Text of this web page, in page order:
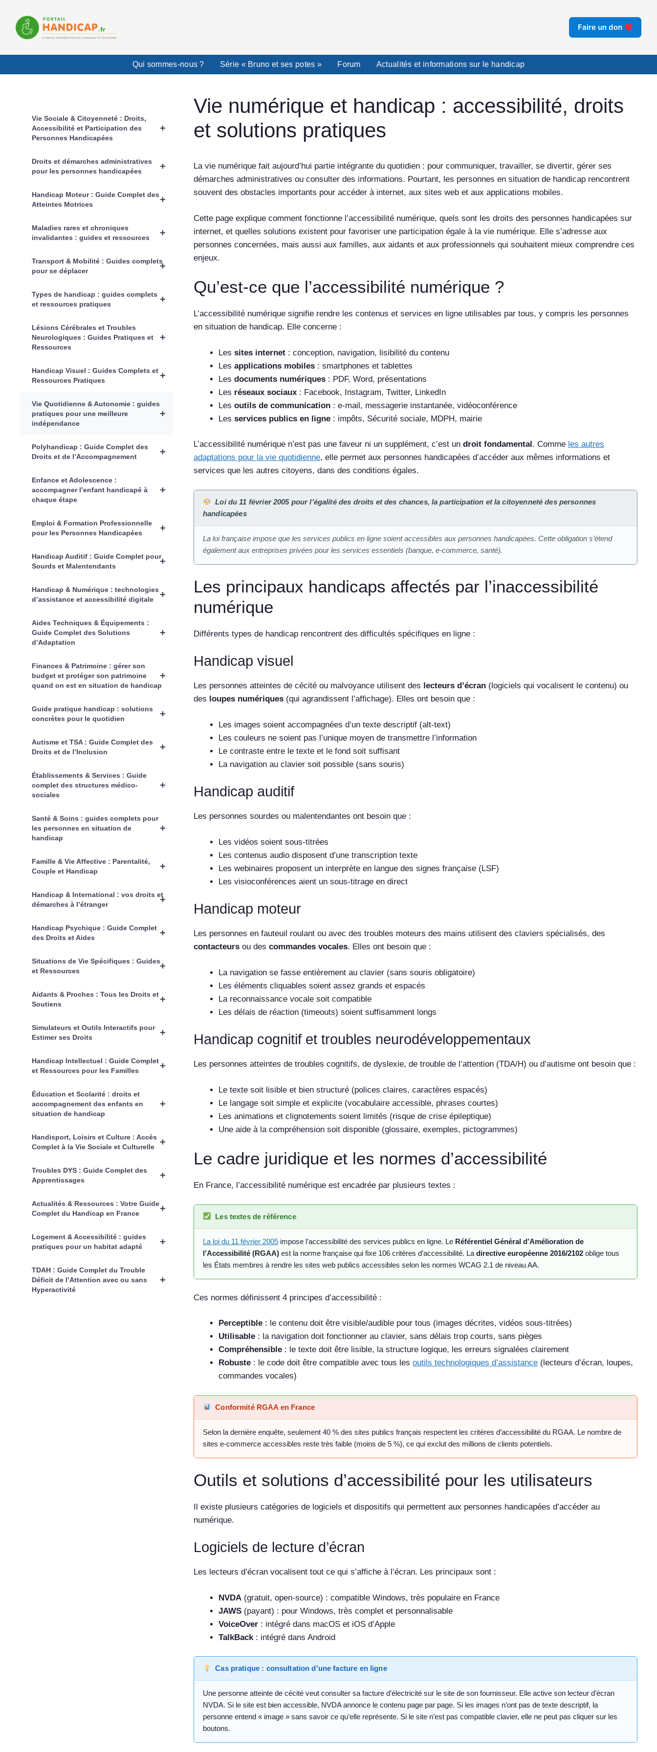
contenu
Faire un don
Qui sommes-nous ? Série « Bruno et ses potes » Forum Actualités et informations sur le handicap
Vie numérique et handicap : accessibilité, droits
et solutions pratiques
La vie numérique fait aujourd’hui partie intégrante du quotidien : pour communiquer, travailler, se divertir, gérer ses
démarches administratives ou consulter des informations. Pourtant, les personnes en situation de handicap rencontrent
souvent des obstacles importants pour accéder à internet, aux sites web et aux applications mobiles.
Cette page explique comment fonctionne l’accessibilité numérique, quels sont les droits des personnes handicapées sur
internet, et quelles solutions existent pour favoriser une participation égale à la vie numérique. Elle s’adresse aux
personnes concernées, mais aussi aux familles, aux aidants et aux professionnels qui souhaitent mieux comprendre ces
enjeux.
Qu’est-ce que l’accessibilité numérique ?
L’accessibilité numérique signifie rendre les contenus et services en ligne utilisables par tous, y compris les personnes
en situation de handicap. Elle concerne :
Les sites internet : conception, navigation, lisibilité du contenu
Les applications mobiles : smartphones et tablettes
Les documents numériques : PDF, Word, présentations
Les réseaux sociaux : Facebook, Instagram, Twitter, LinkedIn
Les outils de communication : e-mail, messagerie instantanée, vidéoconférence
Les services publics en ligne : impôts, Sécurité sociale, MDPH, mairie
L’accessibilité numérique n’est pas une faveur ni un supplément, c’est un droit fondamental. Comme les autres
adaptations pour la vie quotidienne, elle permet aux personnes handicapées d’accéder aux mêmes informations et
services que les autres citoyens, dans des conditions égales.
Loi du 11 février 2005 pour l'égalité des droits et des chances, la participation et la citoyenneté des personnes
handicapées
La loi française impose que les services publics en ligne soient accessibles aux personnes handicapées. Cette obligation s’étend
également aux entreprises privées pour les services essentiels (banque, e-commerce, santé).
Les principaux handicaps affectés par l’inaccessibilité
numérique
Différents types de handicap rencontrent des difficultés spécifiques en ligne :
Handicap visuel
Les personnes atteintes de cécité ou malvoyance utilisent des lecteurs d’écran (logiciels qui vocalisent le contenu) ou
des loupes numériques (qui agrandissent l’affichage). Elles ont besoin que :
Les images soient accompagnées d’un texte descriptif (alt-text)
Les couleurs ne soient pas l’unique moyen de transmettre l’information
Le contraste entre le texte et le fond soit suffisant
La navigation au clavier soit possible (sans souris)
Handicap auditif
Les personnes sourdes ou malentendantes ont besoin que :
Les vidéos soient sous-titrées
Les contenus audio disposent d’une transcription texte
Les webinaires proposent un interprète en langue des signes française (LSF)
Les visioconférences aient un sous-titrage en direct
Handicap moteur
Les personnes en fauteuil roulant ou avec des troubles moteurs des mains utilisent des claviers spécialisés, des
contacteurs ou des commandes vocales. Elles ont besoin que :
La navigation se fasse entièrement au clavier (sans souris obligatoire)
Les éléments cliquables soient assez grands et espacés
La reconnaissance vocale soit compatible
Les délais de réaction (timeouts) soient suffisamment longs
Handicap cognitif et troubles neurodéveloppementaux
Les personnes atteintes de troubles cognitifs, de dyslexie, de trouble de l’attention (TDA/H) ou d’autisme ont besoin que :
Le texte soit lisible et bien structuré (polices claires, caractères espacés)
Le langage soit simple et explicite (vocabulaire accessible, phrases courtes)
Les animations et clignotements soient limités (risque de crise épileptique)
Une aide à la compréhension soit disponible (glossaire, exemples, pictogrammes)
Le cadre juridique et les normes d’accessibilité
En France, l’accessibilité numérique est encadrée par plusieurs textes :
Les textes de référence
La loi du 11 février 2005 impose l’accessibilité des services publics en ligne. Le Référentiel Général d’Amélioration de
l’Accessibilité (RGAA) est la norme française qui fixe 106 critères d’accessibilité. La directive européenne 2016/2102 oblige tous
les États membres à rendre les sites web publics accessibles selon les normes WCAG 2.1 de niveau AA.
Ces normes définissent 4 principes d’accessibilité :
Perceptible : le contenu doit être visible/audible pour tous (images décrites, vidéos sous-titrées)
Utilisable : la navigation doit fonctionner au clavier, sans délais trop courts, sans pièges
Compréhensible : le texte doit être lisible, la structure logique, les erreurs signalées clairement
Robuste : le code doit être compatible avec tous les outils technologiques d’assistance (lecteurs d’écran, loupes,
commandes vocales)
Conformité RGAA en France
Selon la dernière enquête, seulement 40 % des sites publics français respectent les critères d’accessibilité du RGAA. Le nombre de
sites e-commerce accessibles reste très faible (moins de 5 %), ce qui exclut des millions de clients potentiels.
Outils et solutions d’accessibilité pour les utilisateurs
Il existe plusieurs catégories de logiciels et dispositifs qui permettent aux personnes handicapées d’accéder au
numérique.
Logiciels de lecture d’écran
Les lecteurs d’écran vocalisent tout ce qui s’affiche à l’écran. Les principaux sont :
NVDA (gratuit, open-source) : compatible Windows, très populaire en France
JAWS (payant) : pour Windows, très complet et personnalisable
VoiceOver : intégré dans macOS et iOS d’Apple
TalkBack : intégré dans Android
Cas pratique : consultation d'une facture en ligne
Une personne atteinte de cécité veut consulter sa facture d’électricité sur le site de son fournisseur. Elle active son lecteur d’écran
NVDA. Si le site est bien accessible, NVDA annonce le contenu page par page. Si les images n’ont pas de texte descriptif, la
personne entend « image » sans savoir ce qu’elle représente. Si le site n’est pas compatible clavier, elle ne peut pas cliquer sur les
boutons.
+
Vie Sociale & Citoyenneté : Droits,
Accessibilité et Participation des
Personnes Handicapées
+
Droits et démarches administratives
pour les personnes handicapées
+
Handicap Moteur : Guide Complet des
Atteintes Motrices
+
Maladies rares et chroniques
invalidantes : guides et ressources
+
Transport & Mobilité : Guides complets
pour se déplacer
+
Types de handicap : guides complets
et ressources pratiques
+
Lésions Cérébrales et Troubles
Neurologiques : Guides Pratiques et
Ressources
+
Handicap Visuel : Guides Complets et
Ressources Pratiques
+
Vie Quotidienne & Autonomie : guides
pratiques pour une meilleure
indépendance
+
Polyhandicap : Guide Complet des
Droits et de l’Accompagnement
+
Enfance et Adolescence :
accompagner l’enfant handicapé à
chaque étape
+
Emploi & Formation Professionnelle
pour les Personnes Handicapées
+
Handicap Auditif : Guide Complet pour
Sourds et Malentendants
+
Handicap & Numérique : technologies
d’assistance et accessibilité digitale
+
Aides Techniques & Équipements :
Guide Complet des Solutions
d’Adaptation
+
Finances & Patrimoine : gérer son
budget et protéger son patrimoine
quand on est en situation de handicap
+
Guide pratique handicap : solutions
concrètes pour le quotidien
+
Autisme et TSA : Guide Complet des
Droits et de l’Inclusion
+
Établissements & Services : Guide
complet des structures médico-
sociales
+
Santé & Soins : guides complets pour
les personnes en situation de
handicap
+
Famille & Vie Affective : Parentalité,
Couple et Handicap
+
Handicap & International : vos droits et
démarches à l’étranger
+
Handicap Psychique : Guide Complet
des Droits et Aides
+
Situations de Vie Spécifiques : Guides
et Ressources
+
Aidants & Proches : Tous les Droits et
Soutiens
+
Simulateurs et Outils Interactifs pour
Estimer ses Droits
+
Handicap Intellectuel : Guide Complet
et Ressources pour les Familles
+
Éducation et Scolarité : droits et
accompagnement des enfants en
situation de handicap
+
Handisport, Loisirs et Culture : Accès
Complet à la Vie Sociale et Culturelle
+
Troubles DYS : Guide Complet des
Apprentissages
+
Actualités & Ressources : Votre Guide
Complet du Handicap en France
+
Logement & Accessibilité : guides
pratiques pour un habitat adapté
+
TDAH : Guide Complet du Trouble
Déficit de l’Attention avec ou sans
Hyperactivité